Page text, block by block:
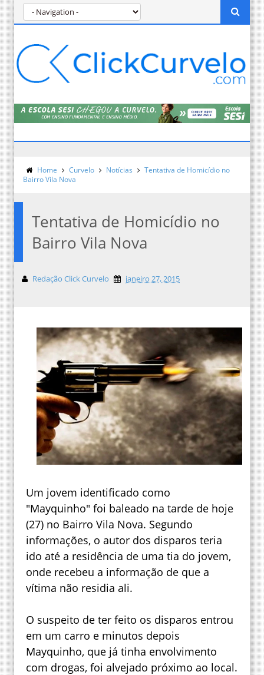
Home Curvelo Notícias
Tentativa de Homicídio no
Bairro Vila Nova
Tentativa de Homicídio no
Bairro Vila Nova
Redação Click Curvelo janeiro 27, 2015
Um jovem identificado como
"Mayquinho" foi baleado na tarde de hoje
(27) no Bairro Vila Nova. Segundo
informações, o autor dos disparos teria
ido até a residência de uma tia do jovem,
onde recebeu a informação de que a
vítima não residia ali.
O suspeito de ter feito os disparos entrou
em um carro e minutos depois
Mayquinho, que já tinha envolvimento
com drogas, foi alvejado próximo ao local.